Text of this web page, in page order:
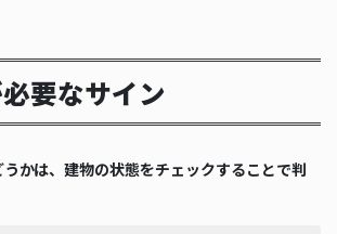
要なサイン
かは、建物の状態をチェックすることで判